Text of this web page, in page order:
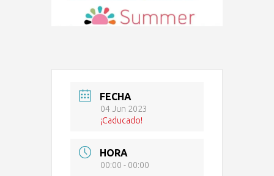
FECHA
04 Jun 2023
¡Caducado!
HORA
00:00 - 00:00